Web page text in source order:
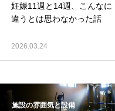
妊娠11週と14週、こんなに
違うとは思わなかった話
2026.03.24
施設の雰囲気と設備